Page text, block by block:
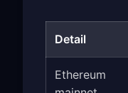
Detail
Ethereum